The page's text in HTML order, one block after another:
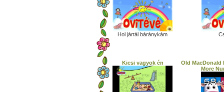
Hol jártál báránykám
Kicsi vagyok én
Old MacDonald
More